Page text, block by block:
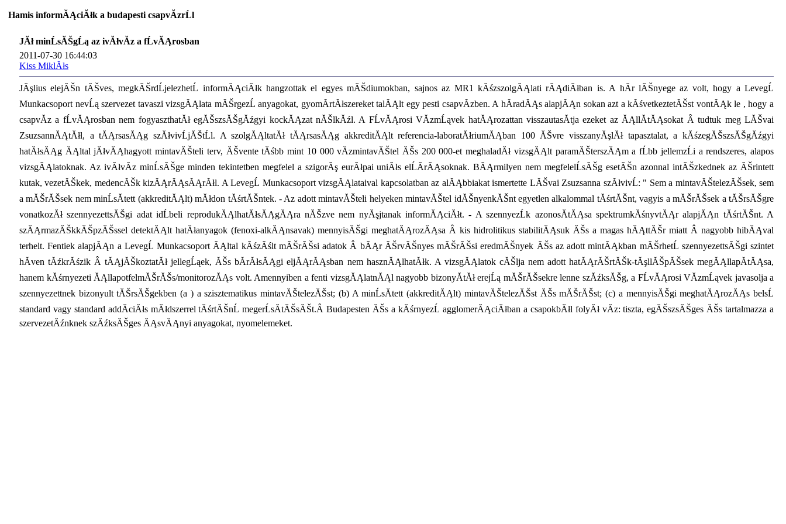
Hamis informĂĄciĂłk a budapesti csapvĂ­zrĹl
JĂł minĹsĂŠgĹą az ivĂłvĂ­z a fĹvĂĄrosban
2011-07-30 16:44:03
Kiss MiklĂłs
JĂşlius elejĂŠn tĂŠves, megkĂŠrdĹjelezhetĹ informĂĄciĂłk hangzottak el egyes mĂŠdiumokban, sajnos az MR1 kĂśzszolgĂĄlati rĂĄdiĂłban is. A hĂ­r lĂŠnyege az volt, hogy a LevegĹ
Munkacsoport nevĹą szervezet tavaszi vizsgĂĄlata mĂŠrgezĹ anyagokat, gyomĂ­rtĂłszereket talĂĄlt egy pesti csapvĂ­zben. A hĂ­radĂĄs alapjĂĄn sokan azt a kĂśvetkeztetĂŠst vontĂĄk le , hogy a
csapvĂ­z a fĹvĂĄrosban nem fogyaszthatĂł egĂŠszsĂŠgĂźgyi kockĂĄzat nĂŠlkĂźl. A FĹvĂĄrosi VĂ­zmĹąvek hatĂĄrozattan visszautasĂ­tja ezeket az ĂĄllĂ­tĂĄsokat Â tudtuk meg LĂŠvai
ZsuzsannĂĄtĂłl, a tĂĄrsasĂĄg szĂłvivĹjĂŠtĹl. A szolgĂĄltatĂł tĂĄrsasĂĄg akkreditĂĄlt referencia-laboratĂłriumĂĄban 100 ĂŠvre visszanyĂşlĂł tapasztalat, a kĂśzegĂŠszsĂŠgĂźgyi
hatĂłsĂĄg ĂĄltal jĂłvĂĄhagyott mintavĂŠteli terv, ĂŠvente tĂśbb mint 10 000 vĂ­zmintavĂŠtel ĂŠs 200 000-et meghaladĂł vizsgĂĄlt paramĂŠterszĂĄm a fĹbb jellemzĹi a rendszeres, alapos
vizsgĂĄlatoknak. Az ivĂłvĂ­z minĹsĂŠge minden tekintetben megfelel a szigorĂş eurĂłpai uniĂłs elĹĂ­rĂĄsoknak. BĂĄrmilyen nem megfelelĹsĂŠg esetĂŠn azonnal intĂŠzkednek az ĂŠrintett
kutak, vezetĂŠkek, medencĂŠk kizĂĄrĂĄsĂĄrĂłl. A LevegĹ Munkacsoport vizsgĂĄlataival kapcsolatban az alĂĄbbiakat ismertette LĂŠvai Zsuzsanna szĂłvivĹ: " Sem a mintavĂŠtelezĂŠsek, sem
a mĂŠrĂŠsek nem minĹsĂ­tett (akkreditĂĄlt) mĂłdon tĂśrtĂŠntek. - Az adott mintavĂŠteli helyeken mintavĂŠtel idĂŠnyenkĂŠnt egyetlen alkalommal tĂśrtĂŠnt, vagyis a mĂŠrĂŠsek a tĂŠrsĂŠgre
vonatkozĂł szennyezettsĂŠgi adat idĹbeli reprodukĂĄlhatĂłsĂĄgĂĄra nĂŠzve nem nyĂşjtanak informĂĄciĂłt. - A szennyezĹk azonosĂ­tĂĄsa spektrumkĂśnyvtĂĄr alapjĂĄn tĂśrtĂŠnt. A
szĂĄrmazĂŠkkĂŠpzĂŠssel detektĂĄlt hatĂłanyagok (fenoxi-alkĂĄnsavak) mennyisĂŠgi meghatĂĄrozĂĄsa Â kis hidrolitikus stabilitĂĄsuk ĂŠs a magas hĂĄttĂŠr miatt Â nagyobb hibĂĄval
terhelt. Fentiek alapjĂĄn a LevegĹ Munkacsoport ĂĄltal kĂśzĂślt mĂŠrĂŠsi adatok Â bĂĄr ĂŠrvĂŠnyes mĂŠrĂŠsi eredmĂŠnyek ĂŠs az adott mintĂĄkban mĂŠrhetĹ szennyezettsĂŠgi szintet
hĂ­ven tĂźkrĂśzik Â tĂĄjĂŠkoztatĂł jellegĹąek, ĂŠs bĂ­rĂłsĂĄgi eljĂĄrĂĄsban nem hasznĂĄlhatĂłk. A vizsgĂĄlatok cĂŠlja nem adott hatĂĄrĂŠrtĂŠk-tĂşllĂŠpĂŠsek megĂĄllapĂ­tĂĄsa,
hanem kĂśrnyezeti ĂĄllapotfelmĂŠrĂŠs/monitorozĂĄs volt. Amennyiben a fenti vizsgĂĄlatnĂĄl nagyobb bizonyĂ­tĂł erejĹą mĂŠrĂŠsekre lenne szĂźksĂŠg, a FĹvĂĄrosi VĂ­zmĹąvek javasolja a
szennyezettnek bizonyult tĂŠrsĂŠgekben (a ) a szisztematikus mintavĂŠtelezĂŠst; (b) A minĹsĂ­tett (akkreditĂĄlt) mintavĂŠtelezĂŠst ĂŠs mĂŠrĂŠst; (c) a mennyisĂŠgi meghatĂĄrozĂĄs belsĹ
standard vagy standard addĂ­ciĂłs mĂłdszerrel tĂśrtĂŠnĹ megerĹsĂ­tĂŠsĂŠt.Â Budapesten ĂŠs a kĂśrnyezĹ agglomerĂĄciĂłban a csapokbĂłl folyĂł vĂ­z: tiszta, egĂŠszsĂŠges ĂŠs tartalmazza a
szervezetĂźnknek szĂźksĂŠges ĂĄsvĂĄnyi anyagokat, nyomelemeket.